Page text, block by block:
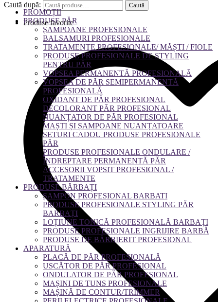
Caută după: Caută
Produse favorite
PROMOȚII
PRODUSE PĂR
ȘAMPOANE PROFESIONALE
BALSAMURI PROFESIONALE
TRATAMENTE PROFESIONALE/ MĂȘTI / FIOLE
PRODUSE PROFESIONALE DE STYLING
PENTRU PĂR
VOPSEA PERMANENTĂ PROFESIONALĂ
VOPSEA DE PĂR SEMIPERMANENTĂ
PROFESIONALĂ
OXIDANT DE PĂR PROFESIONAL
DECOLORANT PĂR PROFESIONAL
NUANȚATOR DE PĂR PROFESIONAL
MAȘTI ȘI ȘAMPOANE NUANȚATOARE
SETURI CADOU PRODUSE PROFESIONALE
PĂR
PRODUSE PROFESIONALE ONDULARE /
ÎNDREPTARE PERMANENTĂ PĂR
ACCESORII VOPSIT PROFESIONAL /
TRATAMENTE
PRODUSE BĂRBAȚI
ȘAMPON PROFESIONAL BARBATI
PRODUSE PROFESIONALE STYLING PĂR
BARBAȚI
LOȚIUNE TONICĂ PROFESIONALĂ BARBAȚI
PRODUSE PROFESIONALE INGRIJIRE BARBĂ
PRODUSE DE BĂRBIERIT PROFESIONAL
APARATURĂ
PLACĂ DE PĂR PROFESIONALĂ
USCĂTOR DE PĂR PROFESIONAL
ONDULATOR DE PĂR PROFESIONAL
MAȘINI DE TUNS PROFESIONALE
MAȘINĂ DE CONTUR/TRIMMER